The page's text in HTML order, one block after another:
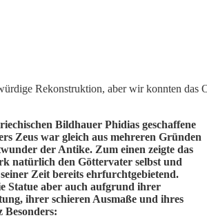
Rekonstruktion, aber wir konnten das
Bildhauer Phidias geschaffene
Zeus war gleich aus mehreren Gründen
der Antike. Zum einen zeigte das
natürlich den Göttervater selbst und
Zeit bereits ehrfurchtgebietend.
Statue aber auch aufgrund ihrer
ihrer schieren Ausmaße und ihres
Besonders: